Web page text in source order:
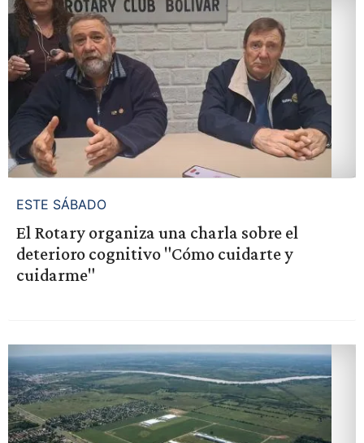
ESTE SÁBADO
El Rotary organiza una charla sobre el
deterioro cognitivo "Cómo cuidarte y
cuidarme"